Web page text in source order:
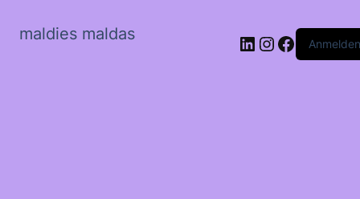
maldies maldas LinkedIn
Instagram
Anmelden